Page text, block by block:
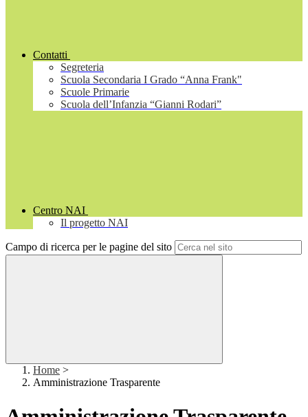
Contatti
Segreteria
Scuola Secondaria I Grado “Anna Frank"
Scuole Primarie
Scuola dell’Infanzia “Gianni Rodari”
Centro NAI
Il progetto NAI
Campo di ricerca per le pagine del sito
Home >
Amministrazione Trasparente